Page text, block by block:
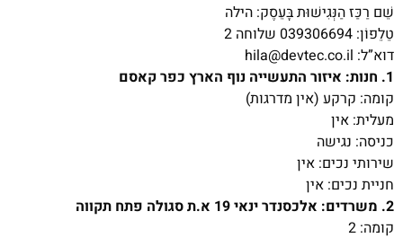
שֵׁם רַכַּז הַנְּגִישׁוּת בָּעֵסֶק: הילה
טֵלֵפוֹן: 039306694 שלוחה 2
דוא”ל: hila@devtec.co.il
1. חנות: איזור התעשייה נוף הארץ כפר קאסם
קומה: קרקע (אין מדרגות)
מעלית: אין
כניסה: נגישה
שירותי נכים: אין
חניית נכים: אין
2. משרדים: אלכסנדר ינאי 19 א.ת סגולה פתח תקווה
קומה: 2